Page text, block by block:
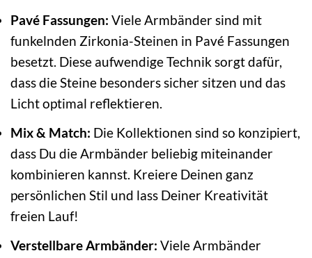
Pavé Fassungen: Viele Armbänder sind mit
funkelnden Zirkonia-Steinen in Pavé Fassungen
besetzt. Diese aufwendige Technik sorgt dafür,
dass die Steine besonders sicher sitzen und das
Licht optimal reflektieren.
Mix & Match: Die Kollektionen sind so konzipiert,
dass Du die Armbänder beliebig miteinander
kombinieren kannst. Kreiere Deinen ganz
persönlichen Stil und lass Deiner Kreativität
freien Lauf!
Verstellbare Armbänder: Viele Armbänder